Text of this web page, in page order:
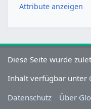
Attribute anzeigen
Diese Seite wurde
Inhalt verfügbar unter
Datenschutz
Über